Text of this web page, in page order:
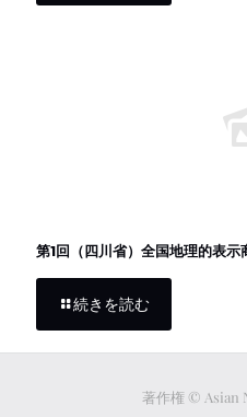
第1回（四川省）全国地理的表
続きを読む
著作権 © Asian